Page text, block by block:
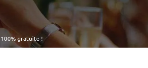
gratuite !